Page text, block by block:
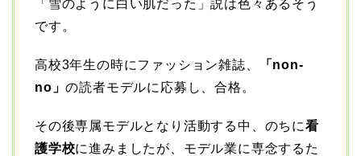
「雪のように白い肌だった」説は色々あるそう
です。
高校3年生の時にファッション雑誌、
「non-
no」の読者モデルに応募し、合格。
その後専属モデルとなり活動する中、のちに看
護学校に進みましたが、モデル業に専念するた